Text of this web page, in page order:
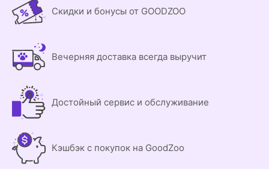
Скидки и бонусы от GOODZOO
Вечерняя доставка всегда выручит
Достойный сервис и обслуживание
Кэшбэк с покупок на GoodZoo